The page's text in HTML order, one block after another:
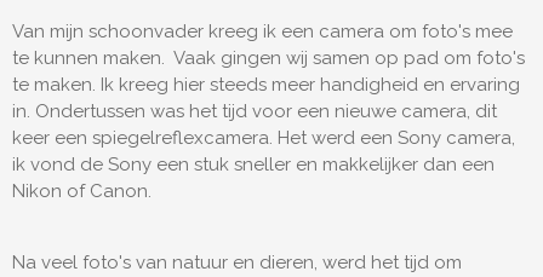
Van mijn schoonvader kreeg ik een camera om foto's mee
te kunnen maken. Vaak gingen wij samen op pad om foto's
te maken. Ik kreeg hier steeds meer handigheid en ervaring
in. Ondertussen was het tijd voor een nieuwe camera, dit
keer een spiegelreflexcamera. Het werd een Sony camera,
ik vond de Sony een stuk sneller en makkelijker dan een
Nikon of Canon.
Na veel foto's van natuur en dieren, werd het tijd om